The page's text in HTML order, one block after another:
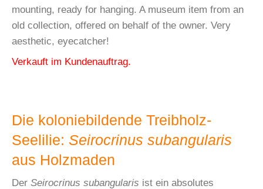
mounting, ready for hanging. A museum item from an
old collection, offered on behalf of the owner. Very
aesthetic, eyecatcher!
Verkauft im Kundenauftrag.
Die koloniebildende Treibholz-
Seelilie: Seirocrinus subangularis
aus Holzmaden
Der Seirocrinus subangularis ist ein absolutes